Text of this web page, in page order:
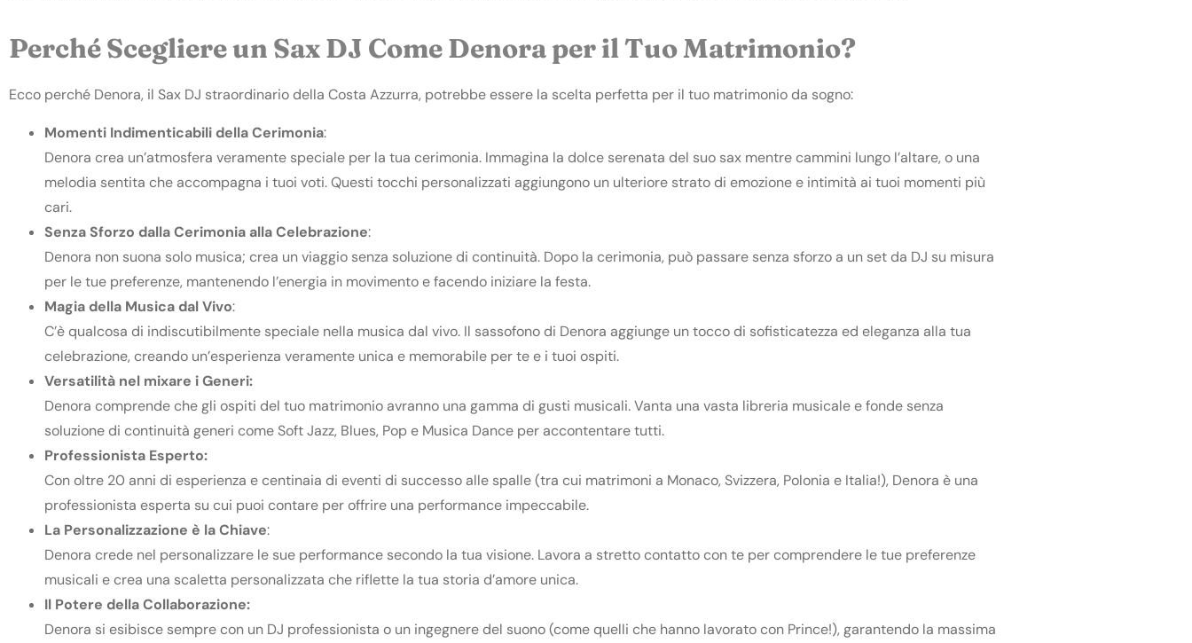
Perché Scegliere un Sax DJ Come Denora per il Tuo Matrimonio?
Ecco perché Denora, il Sax DJ straordinario della Costa Azzurra, potrebbe essere la scelta perfetta per il tuo matrimonio da sogno:
Momenti Indimenticabili della Cerimonia:
Denora crea un’atmosfera veramente speciale per la tua cerimonia. Immagina la dolce serenata del suo sax mentre cammini lungo l’altare, o una
melodia sentita che accompagna i tuoi voti. Questi tocchi personalizzati aggiungono un ulteriore strato di emozione e intimità ai tuoi momenti più
cari.
Senza Sforzo dalla Cerimonia alla Celebrazione:
Denora non suona solo musica; crea un viaggio senza soluzione di continuità. Dopo la cerimonia, può passare senza sforzo a un set da DJ su misura
per le tue preferenze, mantenendo l’energia in movimento e facendo iniziare la festa.
Magia della Musica dal Vivo:
C’è qualcosa di indiscutibilmente speciale nella musica dal vivo. Il sassofono di Denora aggiunge un tocco di sofisticatezza ed eleganza alla tua
celebrazione, creando un’esperienza veramente unica e memorabile per te e i tuoi ospiti.
Versatilità nel mixare i Generi:
Denora comprende che gli ospiti del tuo matrimonio avranno una gamma di gusti musicali. Vanta una vasta libreria musicale e fonde senza
soluzione di continuità generi come Soft Jazz, Blues, Pop e Musica Dance per accontentare tutti.
Professionista Esperto:
Con oltre 20 anni di esperienza e centinaia di eventi di successo alle spalle (tra cui matrimoni a Monaco, Svizzera, Polonia e Italia!), Denora è una
professionista esperta su cui puoi contare per offrire una performance impeccabile.
La Personalizzazione è la Chiave:
Denora crede nel personalizzare le sue performance secondo la tua visione. Lavora a stretto contatto con te per comprendere le tue preferenze
musicali e crea una scaletta personalizzata che riflette la tua storia d’amore unica.
Il Potere della Collaborazione:
Denora si esibisce sempre con un DJ professionista o un ingegnere del suono (come quelli che hanno lavorato con Prince!), garantendo la massima